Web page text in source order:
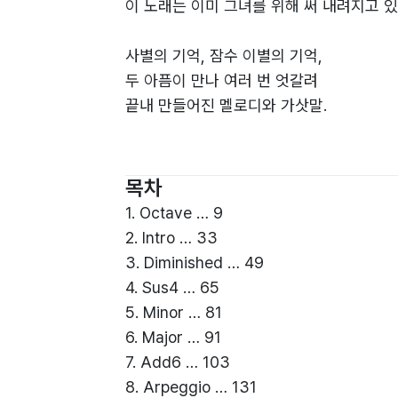
이 노래는 이미 그녀를 위해 써 내려지고
사별의 기억, 잠수 이별의 기억,
두 아픔이 만나 여러 번 엇갈려
끝내 만들어진 멜로디와 가삿말.
불협화음보다는 메이저 코드가 될 수 있을까
목차
1. Octave … 9
2. Intro … 33
3. Diminished … 49
4. Sus4 … 65
5. Minor … 81
6. Major … 91
7. Add6 … 103
8. Arpeggio … 131